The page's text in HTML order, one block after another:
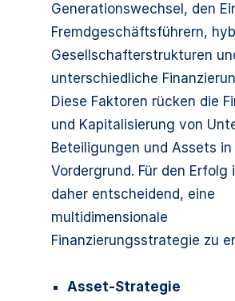
Generationswechsel, den
Fremdgeschäftsführern,
Gesellschafterstrukturen
unterschiedliche
Diese Faktoren rücken die
und Kapitalisierung von
Beteiligungen und Assets in
Vordergrund. Für den Erfolg
daher entscheidend, eine
multidimensionale
Finanzierungsstrategie zu
Asset-Strategie